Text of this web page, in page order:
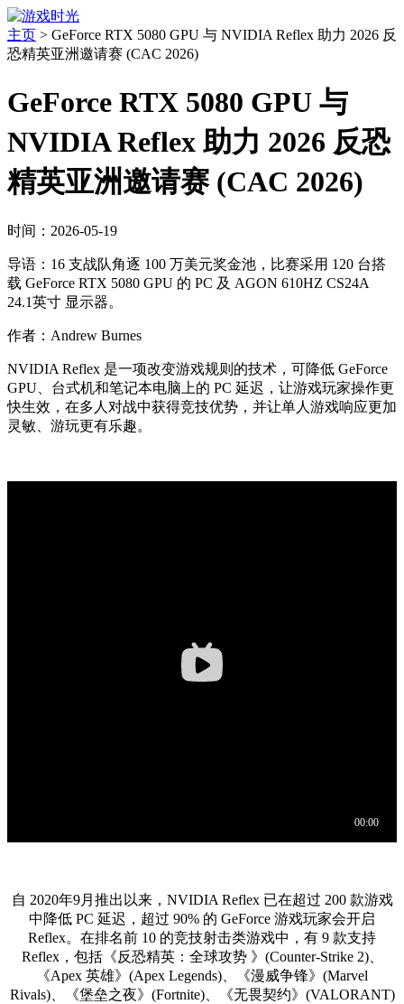
主页 > GeForce RTX 5080 GPU 与 NVIDIA Reflex 助力 2026 反
恐精英亚洲邀请赛 (CAC 2026)
GeForce RTX 5080 GPU 与
NVIDIA Reflex 助力 2026 反恐
精英亚洲邀请赛 (CAC 2026)
时间：2026-05-19
导语：16 支战队角逐 100 万美元奖金池，比赛采用 120 台搭
载 GeForce RTX 5080 GPU 的 PC 及 AGON 610HZ CS24A
24.1英寸 显示器。
作者：Andrew Burnes
NVIDIA Reflex 是一项改变游戏规则的技术，可降低 GeForce
GPU、台式机和笔记本电脑上的 PC 延迟，让游戏玩家操作更
快生效，在多人对战中获得竞技优势，并让单人游戏响应更加
灵敏、游玩更有乐趣。
自 2020年9月推出以来，NVIDIA Reflex 已在超过 200 款游戏
中降低 PC 延迟，超过 90% 的 GeForce 游戏玩家会开启
Reflex。在排名前 10 的竞技射击类游戏中，有 9 款支持
Reflex，包括《反恐精英：全球攻势 》(Counter-Strike 2)、
《Apex 英雄》(Apex Legends)、《漫威争锋》(Marvel
Rivals)、《堡垒之夜》(Fortnite)、《无畏契约》(VALORANT)